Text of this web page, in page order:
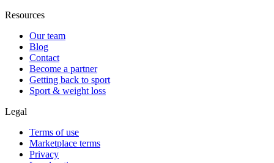
Resources
Our team
Blog
Contact
Become a partner
Getting back to sport
Sport & weight loss
Legal
Terms of use
Marketplace terms
Privacy